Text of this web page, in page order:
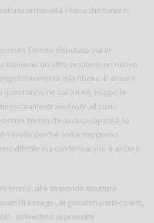
arride alla Titone che batte in
Torneo disputato qui al
troviamo un altro vincitore; un nuovo
alla ribalta. E’ ancora
ne sarà il Re; troppe le
avvenuti ad inizio
Tornei chi avrà la capacità, la
livello perché come sappiamo
difficile ma confermarsi lo è ancora
tecnici, alla stupenda struttura
di Assago , ai giocatori partecipanti,
arrivederci ai prossimi